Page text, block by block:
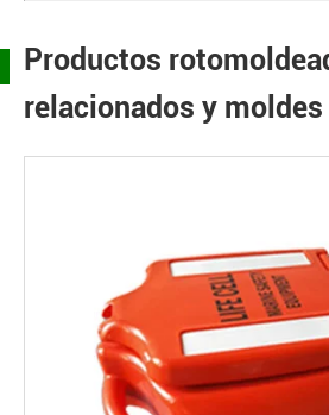
Productos
relacionados y